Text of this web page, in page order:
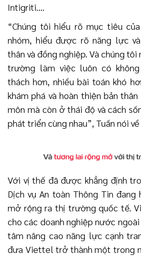
Intigriti….
“Chúng tôi hiểu rõ mục tiêu
nhóm, hiểu được rõ năng lực
thân và đồng nghiệp. Và chúng
trường làm việc luôn có
thách hơn, nhiều bài toán khó
khám phá và hoàn thiện bản
môn mà còn ở thái độ và cách
phát triển cùng nhau”, Tuấn nói
Với vị thế đã được khẳng định
Dịch vụ An toàn Thông Tin
mở rộng ra thị trường quốc tế.
cho các doanh nghiệp nước
tâm nâng cao năng lực cạnh
đưa Viettel trở thành một trong